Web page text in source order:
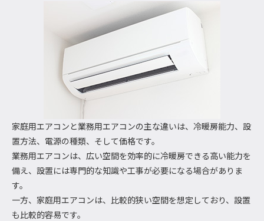
家庭用エアコンと業務用エアコンの主な違いは、冷暖房能力、設
置方法、電源の種類、そして価格です。
業務用エアコンは、広い空間を効率的に冷暖房できる高い能力を
備え、設置には専門的な知識や工事が必要になる場合がありま
す。
一方、家庭用エアコンは、比較的狭い空間を想定しており、設置
も比較的容易です。